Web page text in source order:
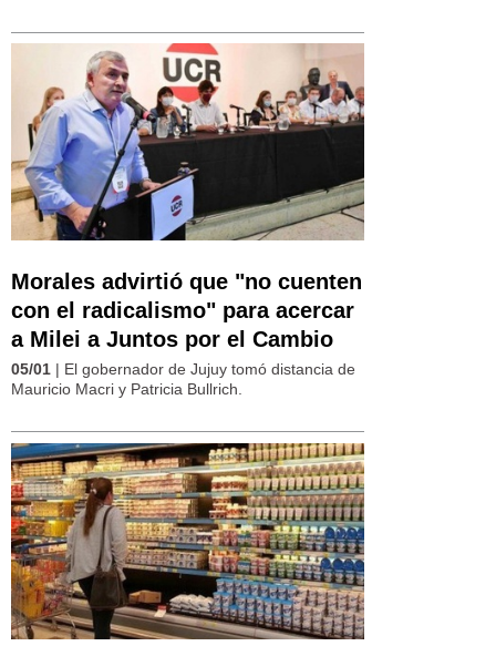
Morales advirtió que "no cuenten
con el radicalismo" para acercar
a Milei a Juntos por el Cambio
05/01 | El gobernador de Jujuy tomó distancia de
Mauricio Macri y Patricia Bullrich.